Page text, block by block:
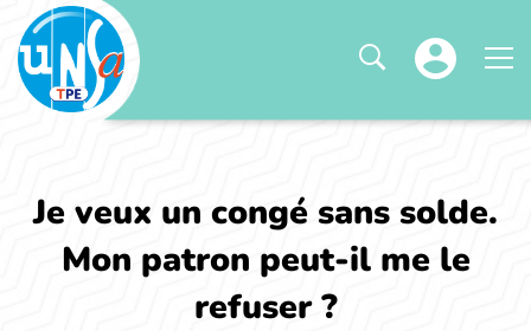
Je veux un congé sans solde.
Mon patron peut-il me le
refuser ?